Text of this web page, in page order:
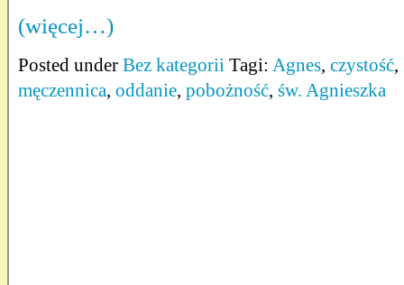
(więcej…)
Posted under Bez kategorii Tagi: Agnes, czystość,
męczennica, oddanie, pobożność, św. Agnieszka